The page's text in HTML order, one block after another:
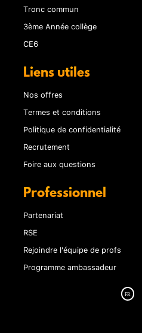
Tronc commun
3ème Année collège
CE6
Liens utiles
Nos offres
Termes et conditions
Politique de confidentialité
Recrutement
Foire aux questions
Professionnel
Partenariat
RSE
Rejoindre l'équipe de profs
Programme ambassadeur